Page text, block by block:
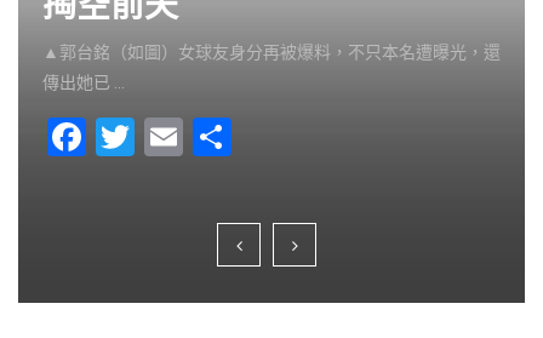
▲郭台銘（如圖）女球友身分再被爆料，不只本名遭曝光，還
傳出她已 …
F
b
T
E
ar
e